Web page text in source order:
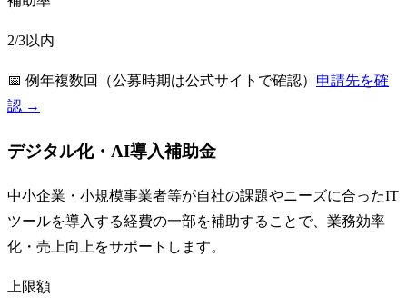
2/3以内
📅 例年複数回（公募時期は公式サイトで確認） 申請先を確
認 →
デジタル化・AI導入補助金
中小企業・小規模事業者等が自社の課題やニーズに合ったIT
ツールを導入する経費の一部を補助することで、業務効率
化・売上向上をサポートします。
上限額